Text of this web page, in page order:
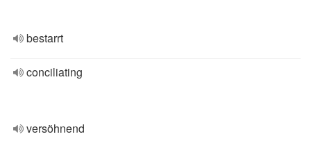
bestarrt
conciliating
versöhnend